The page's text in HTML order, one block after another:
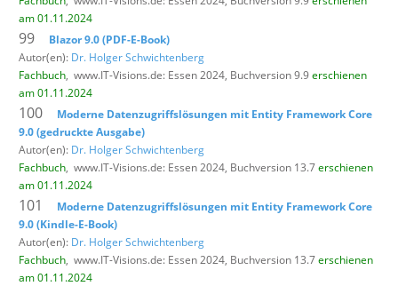
am 01.11.2024
99
Blazor 9.0 (PDF-E-Book)
Autor(en): Dr. Holger Schwichtenberg
Fachbuch, www.IT-Visions.de: Essen 2024, Buchversion 9.9erschienen
am 01.11.2024
100
Moderne Datenzugriffslösungen mit Entity Framework Core
9.0 (gedruckte Ausgabe)
Autor(en): Dr. Holger Schwichtenberg
Fachbuch, www.IT-Visions.de: Essen 2024, Buchversion 13.7erschienen
am 01.11.2024
101
Moderne Datenzugriffslösungen mit Entity Framework Core
9.0 (Kindle-E-Book)
Autor(en): Dr. Holger Schwichtenberg
Fachbuch, www.IT-Visions.de: Essen 2024, Buchversion 13.7erschienen
am 01.11.2024